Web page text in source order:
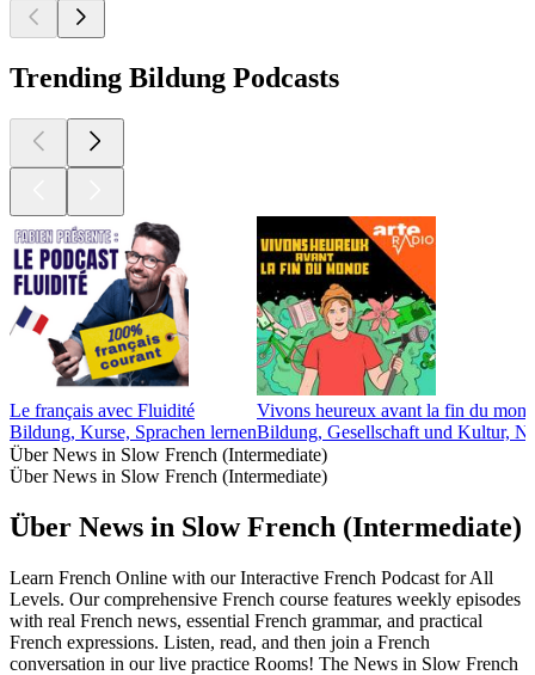
Trending Bildung Podcasts
Le français avec Fluidité
Bildung, Kurse, Sprachen lernen
Vivons heureux avant la fin du
Bildung, Gesellschaft und Kultur,
Über News in Slow French (Intermediate)
Über News in Slow French (Intermediate)
Über News in Slow French (Intermediate)
Learn French Online with our Interactive French Podcast for All
Levels. Our comprehensive French course features weekly episodes
with real French news, essential French grammar, and practical
French expressions. Listen, read, and then join a French
conversation in our live practice Rooms! The News in Slow French